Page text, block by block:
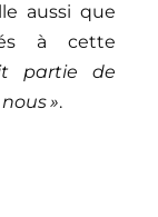
aussi que
à cette
partie de
».